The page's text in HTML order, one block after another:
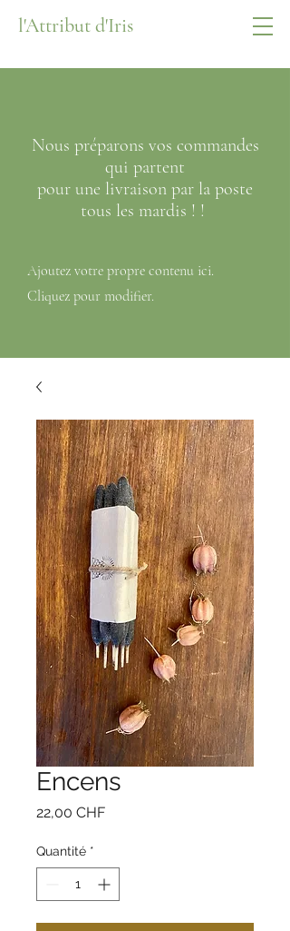
l'Attribut d'Iris
Nous préparons vos commandes
qui partent
pour une livraison par la poste
tous les mardis ! !
Ajoutez votre propre contenu ici.
Cliquez pour modifier.
Encens
22,00 CHFPrix
Quantité *